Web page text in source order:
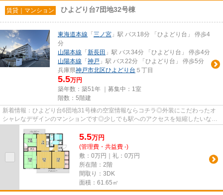
賃貸｜マンション ひよどり台7団地32号棟
東海道本線 「 三ノ宮 」駅 バス18分 「ひよどり台」 停歩4
分
山陽本線 「 新長田 」駅 バス34分 「ひよどり台」 停歩4分
山陽本線 「 神戸 」駅 バス22分 「ひよどり台」 停歩5分
兵庫県神戸市北区ひよどり台 ５丁目
5.5万円
築年数：築51年 ｜募集中： 1室
階数：5階建
新着情報：ひよどり台6団地31号棟の空室情報ならコチラ◎外装にこだわったオ
シャレなデザインのマンションです◎少しでも駅へのアクセスを短縮したいな
ら、駅徒歩5分以内の物件はいかが...
5.5万円
(管理費・共益費 -)
敷：0万円｜礼：0万円
所在階：2階
間取り：3DK
面積：61.65㎡